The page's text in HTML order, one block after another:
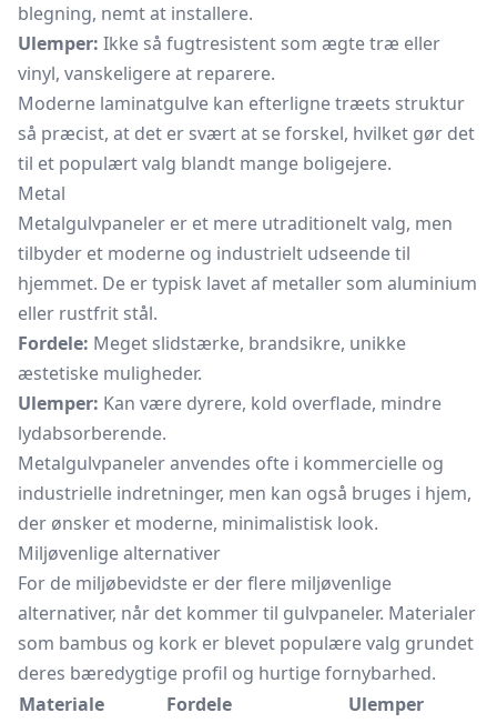
blegning, nemt at installere.
Ulemper: Ikke så fugtresistent som ægte træ eller
vinyl, vanskeligere at reparere.
Moderne laminatgulve kan efterligne træets struktur
så præcist, at det er svært at se forskel, hvilket gør det
til et populært valg blandt mange boligejere.
Metal
Metalgulvpaneler er et mere utraditionelt valg, men
tilbyder et moderne og industrielt udseende til
hjemmet. De er typisk lavet af metaller som aluminium
eller rustfrit stål.
Fordele: Meget slidstærke, brandsikre, unikke
æstetiske muligheder.
Ulemper: Kan være dyrere, kold overflade, mindre
lydabsorberende.
Metalgulvpaneler anvendes ofte i kommercielle og
industrielle indretninger, men kan også bruges i hjem,
der ønsker et moderne, minimalistisk look.
Miljøvenlige alternativer
For de miljøbevidste er der flere miljøvenlige
alternativer, når det kommer til gulvpaneler. Materialer
som bambus og kork er blevet populære valg grundet
deres bæredygtige profil og hurtige fornybarhed.
Materiale
Fordele
Ulemper